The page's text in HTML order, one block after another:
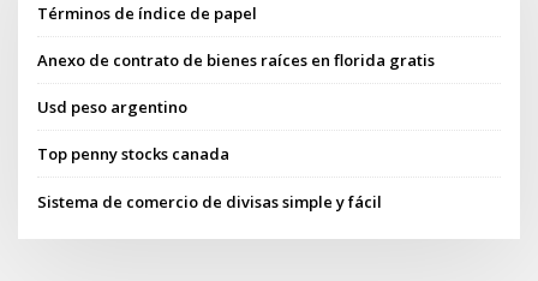
Términos de índice de papel
Anexo de contrato de bienes raíces en florida gratis
Usd peso argentino
Top penny stocks canada
Sistema de comercio de divisas simple y fácil